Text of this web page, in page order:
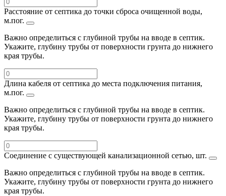
Расстояние от септика до точки сброса очищенной воды,
м.пог.
Важно определиться с глубиной трубы на вводе в септик.
Укажите, глубину трубы от поверхности грунта до нижнего
края трубы.
Длина кабеля от септика до места подключения питания,
м.пог.
Важно определиться с глубиной трубы на вводе в септик.
Укажите, глубину трубы от поверхности грунта до нижнего
края трубы.
Соединение с существующей канализационной сетью, шт.
Важно определиться с глубиной трубы на вводе в септик.
Укажите, глубину трубы от поверхности грунта до нижнего
края трубы.